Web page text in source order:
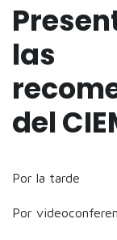
las
del
Por la tarde
Por